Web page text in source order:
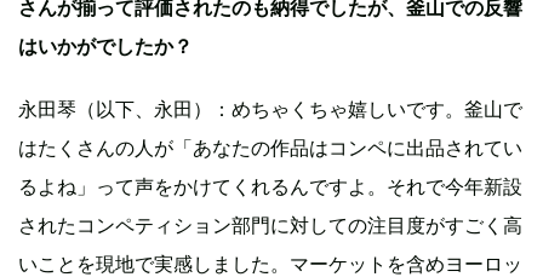
さんが揃って評価されたのも納得でしたが、釜山での反響
はいかがでしたか？
永田琴（以下、永田）：めちゃくちゃ嬉しいです。釜山で
はたくさんの人が「あなたの作品はコンペに出品されてい
るよね」って声をかけてくれるんですよ。それで今年新設
されたコンペティション部⾨に対しての注目度がすごく高
いことを現地で実感しました。マーケットを含めヨーロッ